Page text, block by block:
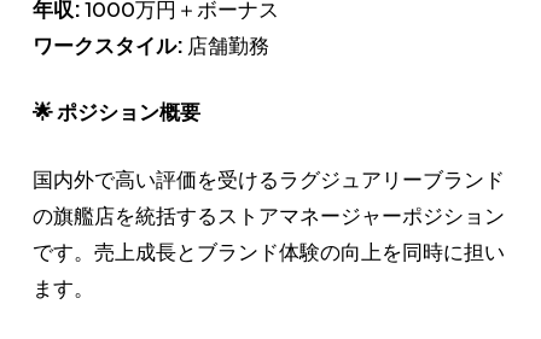
年収:1000万円＋ボーナス
ワークスタイル: 店舗勤務
🌟 ポジション概要
国内外で高い評価を受けるラグジュアリーブランド
の旗艦店を統括するストアマネージャーポジション
です。売上成長とブランド体験の向上を同時に担い
ます。